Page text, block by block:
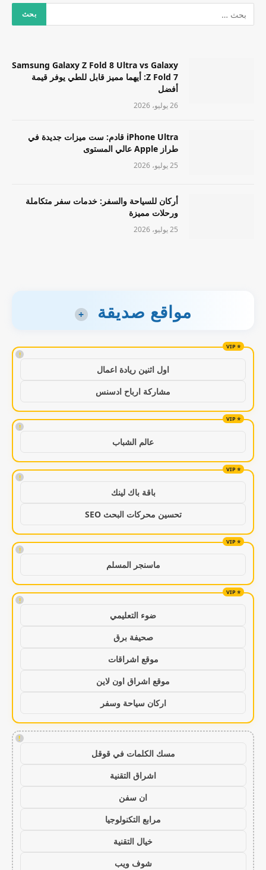
Samsung Galaxy Z Fold 8 Ultra vs Galaxy
Z Fold 7: أيهما مميز قابل للطي يوفر قيمة
أفضل
26 يوليو، 2026
iPhone Ultra قادم: ست ميزات جديدة في
طراز Apple عالي المستوى
25 يوليو، 2026
أركان للسياحة والسفر: خدمات سفر متكاملة
ورحلات مميزة
25 يوليو، 2026
مواقع صديقة +
!
اول اثنين ريادة اعمال
مشاركة ارباح ادسنس
!
عالم الشباب
!
باقة باك لينك
تحسين محركات البحث SEO
!
ماسنجر المسلم
!
ضوء التعليمي
صحيفة برق
موقع اشراقات
موقع اشراق اون لاين
اركان سياحة وسفر
!
مسك الكلمات في قوقل
اشراق التقنية
ان سفن
مرابع التكنولوجيا
خيال التقنية
شوف ويب